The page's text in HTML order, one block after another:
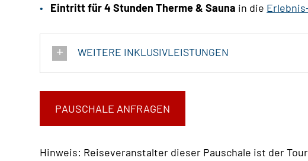
Eintritt für 4 Stunden Therme & Sauna in die
WEITERE INKLUSIVLEISTUNGEN
PAUSCHALE ANFRAGEN
Hinweis: Reiseveranstalter dieser Pauschale ist der